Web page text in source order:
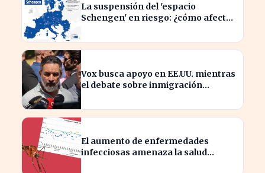
La suspensión del 'espacio
Schengen' en riesgo: ¿cómo afecta
Vox busca apoyo en EE.UU. mientras
el debate sobre inmigración
El aumento de enfermedades
infecciosas amenaza la salud